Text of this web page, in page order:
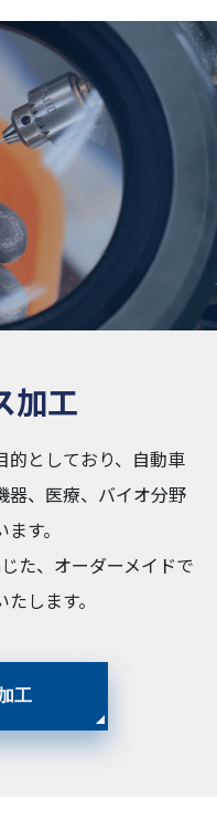
加工
的としており、自動車
器、医療、バイオ分野
す。
た、オーダーメイドで
します。
工